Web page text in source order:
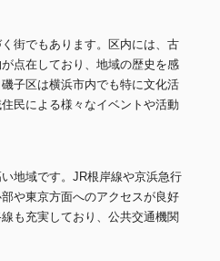
街でもあります。区内には、古
点在しており、地域の歴史を感
子区は横浜市内でも特に文化活
民による様々なイベントや活動
地域です。JR根岸線や京浜急行
や東京方面へのアクセスが良好
も充実しており、公共交通機関